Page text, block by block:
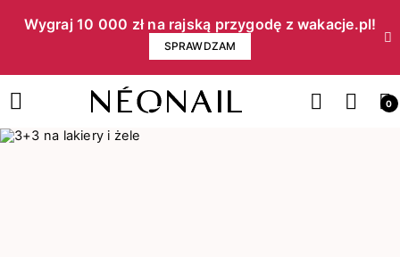
Wygraj 10 000 zł na rajską przygodę z wakacje.pl!​
SPRAWDZAM
0